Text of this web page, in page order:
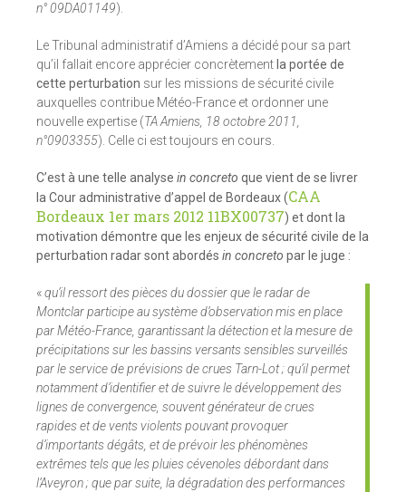
n° 09DA01149).
Le Tribunal administratif d’Amiens a décidé pour sa part
qu’il fallait encore apprécier concrètement la portée de
cette perturbation sur les missions de sécurité civile
auxquelles contribue Météo-France et ordonner une
nouvelle expertise (TA Amiens, 18 octobre 2011,
n°0903355). Celle ci est toujours en cours.
C’est à une telle analyse in concreto que vient de se livrer
la Cour administrative d’appel de Bordeaux (CAA
Bordeaux 1er mars 2012 11BX00737) et dont la
motivation démontre que les enjeux de sécurité civile de la
perturbation radar sont abordés in concreto par le juge :
«qu’il ressort des pièces du dossier que le radar de
Montclar participe au système d’observation mis en place
par Météo-France, garantissant la détection et la mesure de
précipitations sur les bassins versants sensibles surveillés
par le service de prévisions de crues Tarn-Lot ; qu’il permet
notamment d’identifier et de suivre le développement des
lignes de convergence, souvent générateur de crues
rapides et de vents violents pouvant provoquer
d’importants dégâts, et de prévoir les phénomènes
extrêmes tels que les pluies cévenoles débordant dans
l’Aveyron ; que par suite, la dégradation des performances